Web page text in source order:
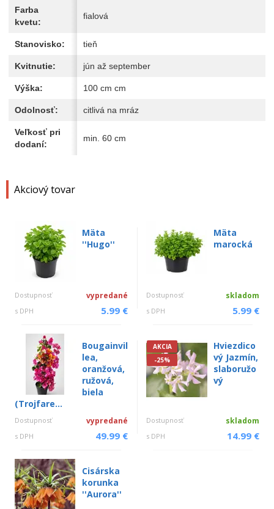
Akciový tovar
Mäta
''Hugo''
Dostupnosť vypredané
s DPH 5.99 €
Mäta
marocká
Dostupnosť skladom
s DPH 5.99 €
Bougainvil
lea,
oranžová,
ružová,
biela
(Trojfare...
Dostupnosť vypredané
s DPH 49.99 €
AKCIA
-25%
Hviezdico
vý Jazmín,
slaboružo
vý
Dostupnosť skladom
s DPH 14.99 €
Cisárska
korunka
''Aurora''
Farba
kvetu:
fialová
Stanovisko: tieň
Kvitnutie: jún až september
Výška: 100 cm cm
Odolnosť: citlivá na mráz
Veľkosť pri
dodaní:
min. 60 cm